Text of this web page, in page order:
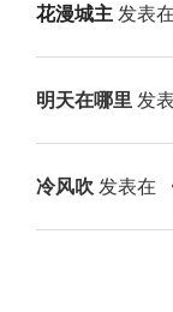
花漫城主发表在
明天在哪里发
冷风吹 发表在